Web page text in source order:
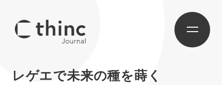
レゲエで未来の種を蒔く